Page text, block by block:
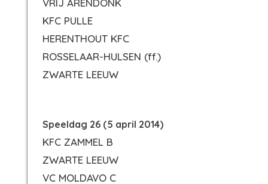
VRIJ ARENDONK
KFC PULLE
HERENTHOUT KFC
ROSSELAAR-HULSEN (ff.)
ZWARTE LEEUW
Speeldag 26 (5 april 2014)
KFC ZAMMEL B
ZWARTE LEEUW
VC MOLDAVO C